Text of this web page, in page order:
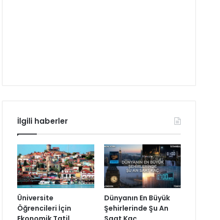
İlgili haberler
Üniversite
Öğrencileri İçin
Dünyanın En Büyük
Şehirlerinde Şu An